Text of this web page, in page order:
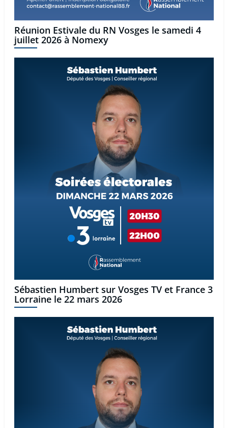
Réunion Estivale du RN Vosges le samedi 4
juillet 2026 à Nomexy
Sébastien Humbert sur Vosges TV et France 3
Lorraine le 22 mars 2026